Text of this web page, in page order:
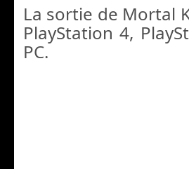
La sortie de Mortal
PlayStation 4,
PC.